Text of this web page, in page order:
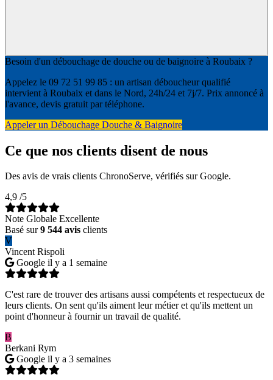
Besoin d'un débouchage de douche ou de baignoire à Roubaix ?
Appelez le 09 72 51 99 85 : un artisan déboucheur qualifié
intervient à Roubaix et dans le Nord, 24h/24 et 7j/7. Prix annoncé à
l'avance, devis gratuit par téléphone.
Appeler un Débouchage Douche & Baignoire
Ce que nos clients disent de nous
Des avis de vrais clients ChronoServe, vérifiés sur Google.
4,9 /5
Note Globale Excellente
Basé sur9 544 avis clients
V
Vincent Rispoli
Google il y a 1 semaine
C'est rare de trouver des artisans aussi compétents et respectueux de
leurs clients. On sent qu'ils aiment leur métier et qu'ils mettent un
point d'honneur à fournir un travail de qualité.
B
Berkani Rym
Google il y a 3 semaines